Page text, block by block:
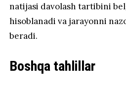
natijasi davolash tartibini
hisoblanadi va jarayonni
beradi.
Boshqa tahlillar